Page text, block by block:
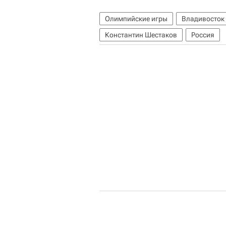
Олимпийские игры Владивосток
Константин Шестаков
Россия